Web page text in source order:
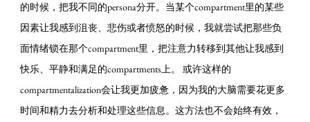
的时候，把我不同的persona分开。当某个compartment里的某些
因素让我感到沮丧、悲伤或者愤怒的时候，我就尝试把那些负
面情绪锁在那个compartment里，把注意力转移到其他让我感到
快乐、平静和满足的compartments上。 或许这样的
compartmentalization会让我更加疲惫，因为我的大脑需要花更多
时间和精力去分析和处理这些信息。这方法也不会始终有效，